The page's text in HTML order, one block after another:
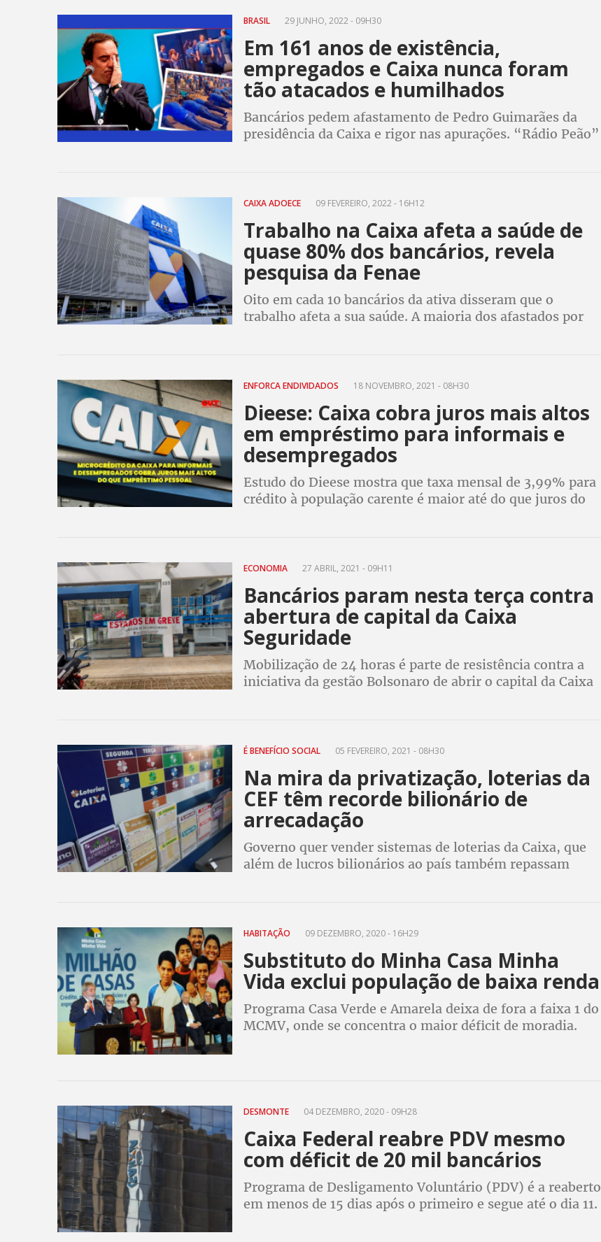
BRASIL 29 JUNHO, 2022 - 09H30
Em 161 anos de existência,
empregados e Caixa nunca foram
tão atacados e humilhados
Bancários pedem afastamento de Pedro Guimarães da
presidência da Caixa e rigor nas apurações. “Rádio Peão”
CAIXA ADOECE 09 FEVEREIRO, 2022 - 16H12
Trabalho na Caixa afeta a saúde de
quase 80% dos bancários, revela
pesquisa da Fenae
Oito em cada 10 bancários da ativa disseram que o
trabalho afeta a sua saúde. A maioria dos afastados por
ENFORCA ENDIVIDADOS 18 NOVEMBRO, 2021 - 08H30
Dieese: Caixa cobra juros mais altos
em empréstimo para informais e
desempregados
Estudo do Dieese mostra que taxa mensal de 3,99% para
crédito à população carente é maior até do que juros do
ECONOMIA 27 ABRIL, 2021 - 09H11
Bancários param nesta terça contra
abertura de capital da Caixa
Seguridade
Mobilização de 24 horas é parte de resistência contra a
iniciativa da gestão Bolsonaro de abrir o capital da Caixa
É BENEFÍCIO SOCIAL 05 FEVEREIRO, 2021 - 08H30
Na mira da privatização, loterias da
CEF têm recorde bilionário de
arrecadação
Governo quer vender sistemas de loterias da Caixa, que
além de lucros bilionários ao país também repassam
HABITAÇÃO 09 DEZEMBRO, 2020 - 16H29
Substituto do Minha Casa Minha
Vida exclui população de baixa renda
Programa Casa Verde e Amarela deixa de fora a faixa 1 do
MCMV, onde se concentra o maior déficit de moradia.
DESMONTE 04 DEZEMBRO, 2020 - 09H28
Caixa Federal reabre PDV mesmo
com déficit de 20 mil bancários
Programa de Desligamento Voluntário (PDV) é a reaberto
em menos de 15 dias após o primeiro e segue até o dia 11.